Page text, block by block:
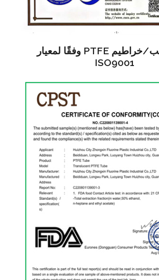
إنتاج أنابيب/خراطيم PTFE وفقًا لمعيار
ISO9001